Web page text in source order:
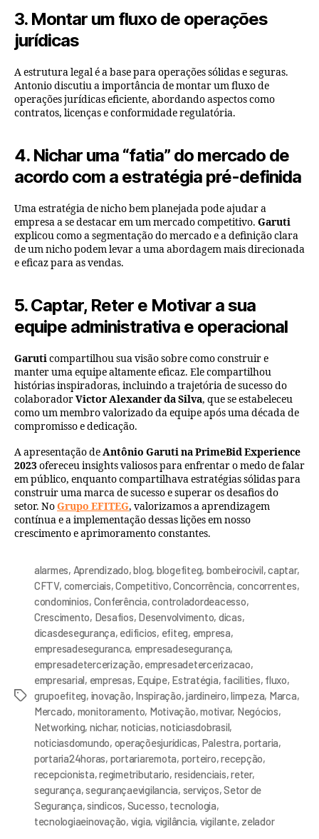
3. Montar um fluxo de operações
jurídicas
A estrutura legal é a base para operações sólidas e seguras.
Antonio discutiu a importância de montar um fluxo de
operações jurídicas eficiente, abordando aspectos como
contratos, licenças e conformidade regulatória.
4. Nichar uma “fatia” do mercado de
acordo com a estratégia pré-definida
Uma estratégia de nicho bem planejada pode ajudar a
empresa a se destacar em um mercado competitivo. Garuti
explicou como a segmentação do mercado e a definição clara
de um nicho podem levar a uma abordagem mais direcionada
e eficaz para as vendas.
5. Captar, Reter e Motivar a sua
equipe administrativa e operacional
Garuticompartilhou sua visão sobre como construir e
manter uma equipe altamente eficaz. Ele compartilhou
histórias inspiradoras, incluindo a trajetória de sucesso do
colaboradorVictor Alexander da Silva, que se estabeleceu
como um membro valorizado da equipe após uma década de
compromisso e dedicação.
A apresentação deAntônio Garutina PrimeBid Experience
2023ofereceu insights valiosos para enfrentar o medo de falar
em público, enquanto compartilhava estratégias sólidas para
construir uma marca de sucesso e superar os desafios do
setor. NoGrupo EFITEG, valorizamos a aprendizagem
contínua e a implementação dessas lições em nosso
crescimento e aprimoramento constantes.
alarmes, Aprendizado,blog, blogefiteg, bombeirocivil,captar,
CFTV, comerciais,Competitivo,Concorrência, concorrentes,
condominios, Conferência,controladordeacesso,
Crescimento, Desafios, Desenvolvimento, dicas,
dicasdesegurança, edificios, efiteg, empresa,
empresadeseguranca, empresadesegurança,
empresadetercerização, empresadetercerizacao,
empresarial, empresas, Equipe, Estratégia, facilities, fluxo,
grupoefiteg, inovação, Inspiração,jardineiro,limpeza, Marca,
Mercado, monitoramento, Motivação,motivar, Negócios,
Networking, nichar, noticias,noticiasdobrasil,
noticiasdomundo, operaçõesjurídicas, Palestra,portaria,
portaria24horas, portariaremota, porteiro,recepção,
recepcionista,regimetributario, residenciais,reter,
segurança,segurançaevigilancia, serviços,Setor de
Segurança,sindicos, Sucesso, tecnologia,
tecnologiaeinovação, vigia, vigilância, vigilante, zelador